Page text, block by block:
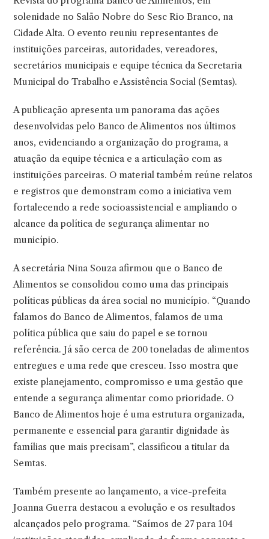
solenidade no Salão Nobre do Sesc Rio Branco, na
Cidade Alta. O evento reuniu representantes de
instituições parceiras, autoridades, vereadores,
secretários municipais e equipe técnica da Secretaria
Municipal do Trabalho e Assistência Social (Semtas).
A publicação apresenta um panorama das ações
desenvolvidas pelo Banco de Alimentos nos últimos
anos, evidenciando a organização do programa, a
atuação da equipe técnica e a articulação com as
instituições parceiras. O material também reúne relatos
e registros que demonstram como a iniciativa vem
fortalecendo a rede socioassistencial e ampliando o
alcance da política de segurança alimentar no
município.
A secretária Nina Souza afirmou que o Banco de
Alimentos se consolidou como uma das principais
políticas públicas da área social no município. “Quando
falamos do Banco de Alimentos, falamos de uma
política pública que saiu do papel e se tornou
referência. Já são cerca de 200 toneladas de alimentos
entregues e uma rede que cresceu. Isso mostra que
existe planejamento, compromisso e uma gestão que
entende a segurança alimentar como prioridade. O
Banco de Alimentos hoje é uma estrutura organizada,
permanente e essencial para garantir dignidade às
famílias que mais precisam”, classificou a titular da
Semtas.
Também presente ao lançamento, a vice-prefeita
Joanna Guerra destacou a evolução e os resultados
alcançados pelo programa. “Saímos de 27 para 104